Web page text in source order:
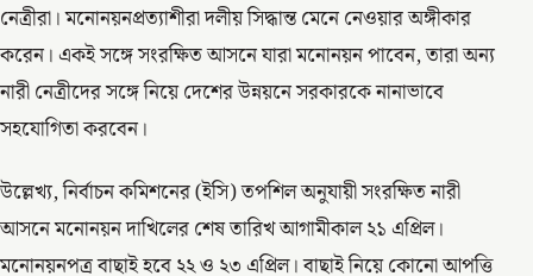
নেত্রীরা। মনোনয়নপ্রত্যাশীরা দলীয় সিদ্ধান্ত মেনে নেওয়ার অঙ্গীকার
করেন। একই সঙ্গে সংরক্ষিত আসনে যারা মনোনয়ন পাবেন, তারা অন্য
নারী নেত্রীদের সঙ্গে নিয়ে দেশের উন্নয়নে সরকারকে নানাভাবে
সহযোগিতা করবেন।
উল্লেখ্য, নির্বাচন কমিশনের (ইসি) তপশিল অনুযায়ী সংরক্ষিত নারী
আসনে মনোনয়ন দাখিলের শেষ তারিখ আগামীকাল ২১ এপ্রিল।
মনোনয়নপত্র বাছাই হবে ২২ ও ২৩ এপ্রিল। বাছাই নিয়ে কোনো আপত্তি